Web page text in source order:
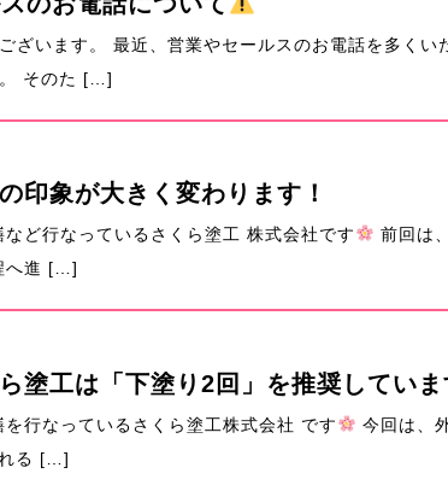
ざいます。 最近、営業やセールスのお電話を多くい
。 そのた […]
印象が大きく変わります！
ど行なっているさくら塗工 株式会社です
前回は
へ進 […]
塗工は「下塗り2回」を推奨していま
行なっているさくら塗工株式会社 です
今回は、
れる […]